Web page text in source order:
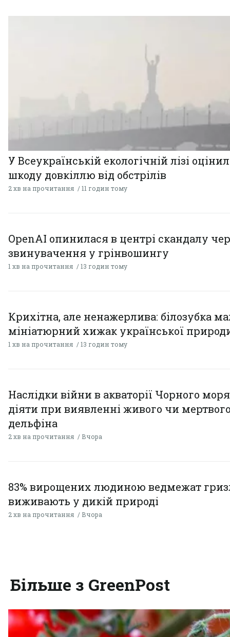
У Всеукраїнській екологічній лізі
шкоду довкіллю від обстрілів
2 хв на прочитання 11 годин тому
OpenAI опинилася в центрі скандалу
звинувачення у грінвошингу
1 хв на прочитання 13 годин тому
Крихітна, але ненажерлива: білозубка
мініатюрний хижак української
1 хв на прочитання 13 годин тому
Наслідки війни в акваторії Чорного
діяти при виявленні живого чи
дельфіна
2 хв на прочитання Вчора
83% вирощених людиною ведмежат
виживають у дикій природі
2 хв на прочитання Вчора
Більше з GreenPost